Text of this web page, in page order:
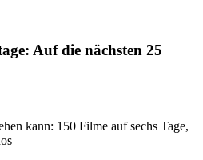
Auf die nächsten 25
kann: 150 Filme auf sechs Tage,